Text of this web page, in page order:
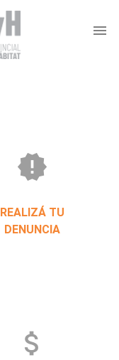
menu
new_releases
REALIZÁ TU
DENUNCIA
attach_money